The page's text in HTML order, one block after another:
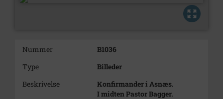
Nummer
B1036
Type
Billeder
Beskrivelse
Konfirmander i Asnæs.
I midten Pastor Bagger.